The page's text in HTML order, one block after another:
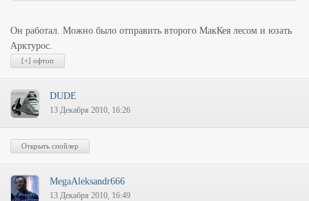
Он работал. Можно было отправить второго МакКея лесом и юзать
Арктурос.
DUDE
13 Декабря 2010, 16:26
MegaAleksandr666
13 Декабря 2010, 16:49